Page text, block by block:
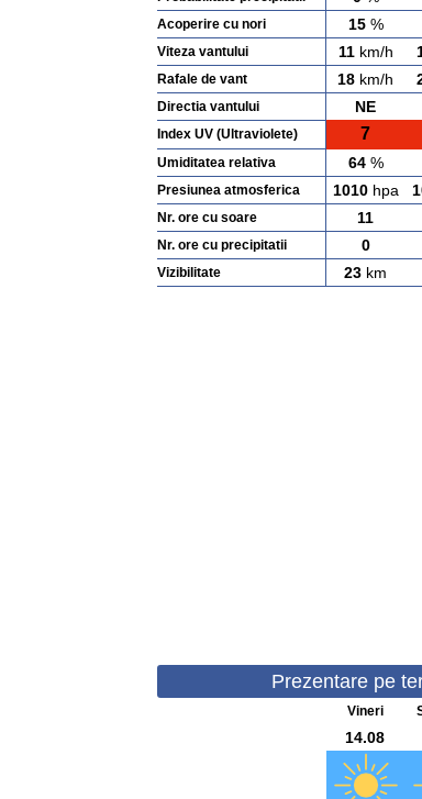
Acoperire cu nori 15%
Viteza vantului 11km/h
Rafale de vant 18 km/h
Directia vantului NE
Index UV (Ultraviolete) 7
Umiditatea relativa 64%
Presiunea atmosferica 1010hpa
Nr. ore cu soare 11
Nr. ore cu precipitatii 0
Vizibilitate 23 km
Prezentare pe
Vineri
14.08